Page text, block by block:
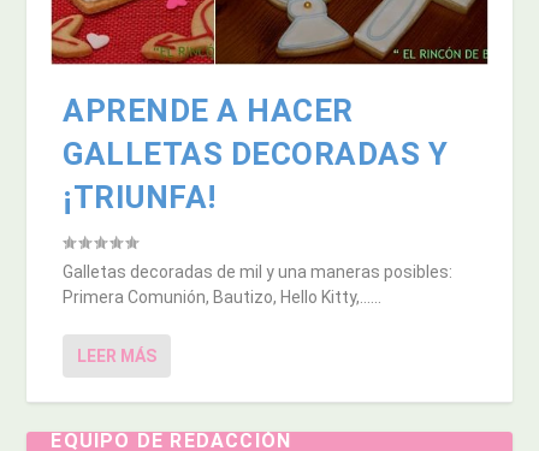
APRENDE A HACER
GALLETAS DECORADAS Y
¡TRIUNFA!
Galletas decoradas de mil y una maneras posibles:
Primera Comunión, Bautizo, Hello Kitty,…...
LEER MÁS
EQUIPO DE REDACCIÓN